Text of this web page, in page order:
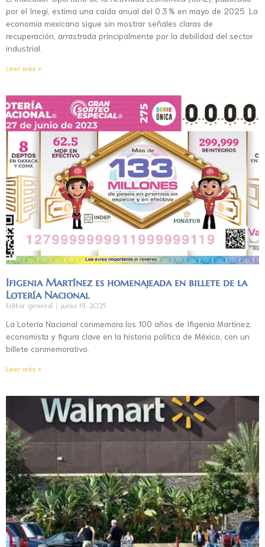
por el Inegi, estima una caída anual del 0.3 % en mayo de 2025. La
economía mexicana sigue sin mostrar señales claras de
recuperación, arrastrada principalmente por la debilidad del sector
industrial.
Leer más »
Ifigenia Martínez es homenajeada en billete de la
Lotería Nacional
Editor general junio 19, 2025
La Lotería Nacional conmemora los 100 años de Ifigenia Martínez,
economista y figura clave en la historia política de México, con un
billete conmemorativo.
Leer más »